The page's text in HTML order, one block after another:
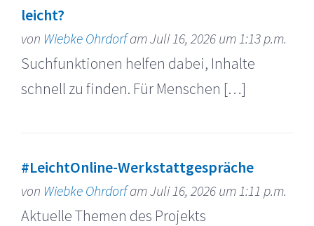
leicht?
von Wiebke Ohrdorfam Juli 16, 2026 um 1:13 p.m.
Suchfunktionen helfen dabei, Inhalte
schnell zu finden. Für Menschen […]
#LeichtOnline-Werkstattgespräche
von Wiebke Ohrdorfam Juli 16, 2026 um 1:11 p.m.
Aktuelle Themen des Projekts